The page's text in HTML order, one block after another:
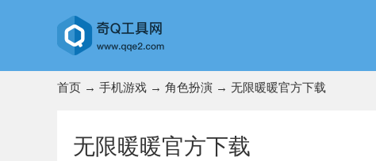
首页 → 手机游戏 → 角色扮演 → 无限暖暖官方下载
无限暖暖官方下载